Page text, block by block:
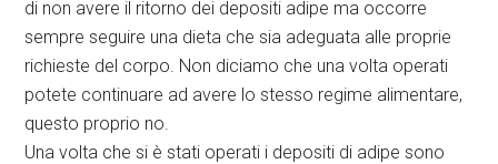
di non avere il ritorno dei depositi adipe ma occorre
sempre seguire una dieta che sia adeguata alle proprie
richieste del corpo. Non diciamo che una volta operati
potete continuare ad avere lo stesso regime alimentare,
questo proprio no.
Una volta che si è stati operati i depositi di adipe sono